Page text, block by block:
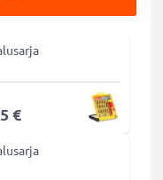
€